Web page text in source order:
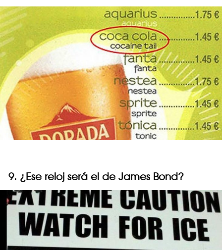
9. ¿Ese reloj será el de James Bond?